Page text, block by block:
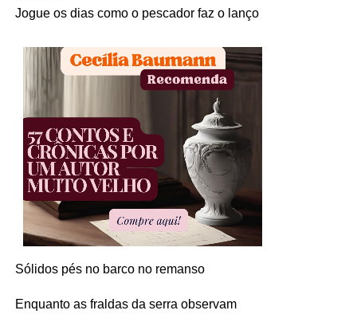
Jogue os dias como o pescador faz o lanço
Sólidos pés no barco no remanso
Enquanto as fraldas da serra observam